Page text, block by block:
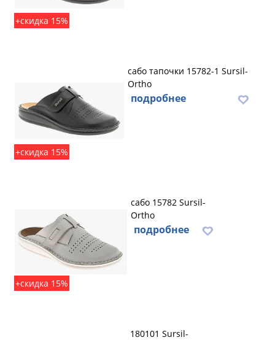
+скидка 15%
+скидка 15%
сабо тапочки 15782-1 Sursil-
Ortho
подробнее
+скидка 15%
сабо 15782 Sursil-
Ortho
подробнее
180101 Sursil-